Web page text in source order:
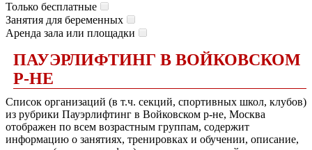
Только бесплатные
Занятия для беременных
Аренда зала или площадки
ПАУЭРЛИФТИНГ В ВОЙКОВСКОМ
Р-НЕ
Список организаций (в т.ч. секций, спортивных школ, клубов)
из рубрики Пауэрлифтинг в Войковском р-не, Москва
отображен по всем возрастным группам, содержит
информацию о занятиях, тренировках и обучении, описание,